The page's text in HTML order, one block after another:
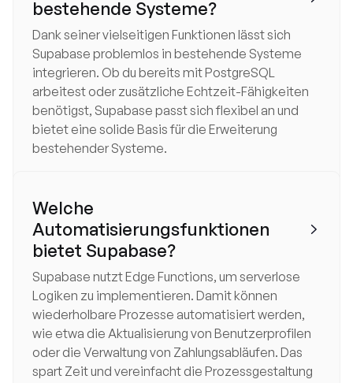
bestehende Systeme?
Dank seiner vielseitigen Funktionen lässt sich
Supabase problemlos in bestehende Systeme
integrieren. Ob du bereits mit PostgreSQL
arbeitest oder zusätzliche Echtzeit-Fähigkeiten
benötigst, Supabase passt sich flexibel an und
bietet eine solide Basis für die Erweiterung
bestehender Systeme.
Welche
Automatisierungsfunktionen
bietet Supabase?

Supabase nutzt Edge Functions, um serverlose
Logiken zu implementieren. Damit können
wiederholbare Prozesse automatisiert werden,
wie etwa die Aktualisierung von Benutzerprofilen
oder die Verwaltung von Zahlungsabläufen. Das
spart Zeit und vereinfacht die Prozessgestaltung